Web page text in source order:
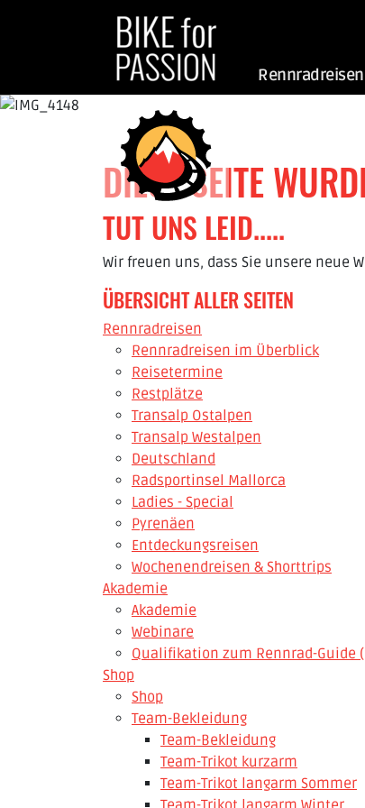
Rennradreisen
DIESE SEITE
TUT UNS LEID.....
Wir freuen uns, dass Sie unsere neue
ÜBERSICHT ALLER SEITEN
Rennradreisen
Rennradreisen im Überblick
Reisetermine
Restplätze
Transalp Ostalpen
Transalp Westalpen
Deutschland
Radsportinsel Mallorca
Ladies - Special
Pyrenäen
Entdeckungsreisen
Wochenendreisen & Shorttrips
Akademie
Akademie
Webinare
Qualifikation zum Rennrad-Guide
Shop
Shop
Team-Bekleidung
Team-Bekleidung
Team-Trikot kurzarm
Team-Trikot langarm Sommer